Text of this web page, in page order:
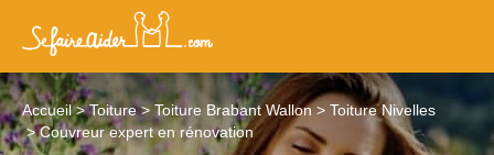
Accueil Toiture Toiture Brabant Wallon
Toiture Nivelles
Couvreur expert en rénovation